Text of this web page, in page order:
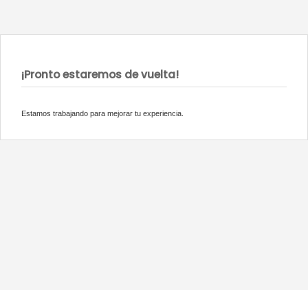
¡Pronto estaremos de vuelta!
Estamos trabajando para mejorar tu experiencia.